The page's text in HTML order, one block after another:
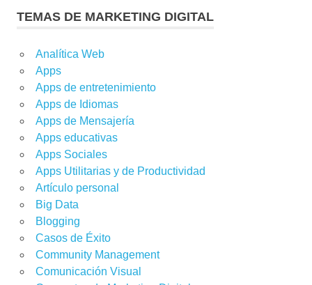
TEMAS DE MARKETING DIGITAL
Analítica Web
Apps
Apps de entretenimiento
Apps de Idiomas
Apps de Mensajería
Apps educativas
Apps Sociales
Apps Utilitarias y de Productividad
Artículo personal
Big Data
Blogging
Casos de Éxito
Community Management
Comunicación Visual